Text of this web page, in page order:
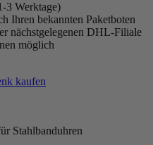
3 Werktage)
Ihren bekannten Paketboten
nächstgelegenen DHL-Filiale
möglich
kaufen
Stahlbanduhren